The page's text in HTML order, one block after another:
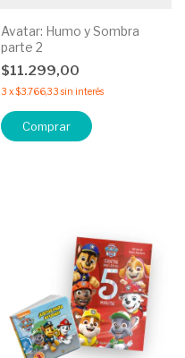
Avatar: Humo y Sombra
parte 2
$11.299,00
3 x$3.766,33 sin interés